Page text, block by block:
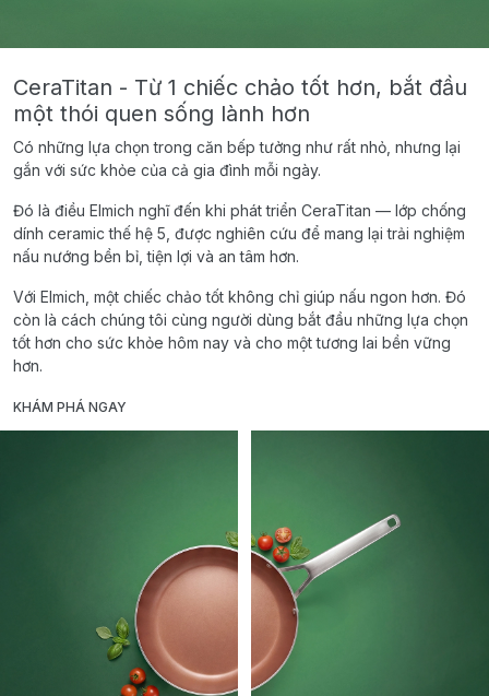
CeraTitan - Từ 1 chiếc chảo tốt hơn, bắt đầu
một thói quen sống lành hơn
Có những lựa chọn trong căn bếp tưởng như rất nhỏ, nhưng lại
gắn với sức khỏe của cả gia đình mỗi ngày.
Đó là điều Elmich nghĩ đến khi phát triển CeraTitan — lớp chống
dính ceramic thế hệ 5, được nghiên cứu để mang lại trải nghiệm
nấu nướng bền bỉ, tiện lợi và an tâm hơn.
Với Elmich, một chiếc chảo tốt không chỉ giúp nấu ngon hơn. Đó
còn là cách chúng tôi cùng người dùng bắt đầu những lựa chọn
tốt hơn cho sức khỏe hôm nay và cho một tương lai bền vững
hơn.
KHÁM PHÁ NGAY